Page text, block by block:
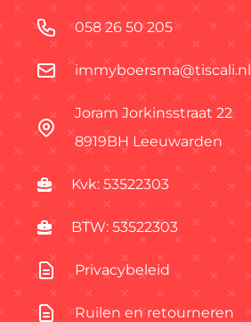
058 26 50 205
immyboersma@tiscali.nl
Joram Jorkinsstraat 22
8919BH Leeuwarden
Kvk: 53522303
BTW: 53522303
Privacybeleid
Ruilen en retourneren